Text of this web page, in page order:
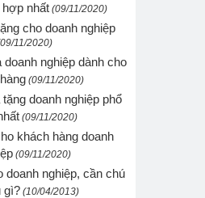
hợp nhất (09/11/2020)
cho doanh nghiệp
11/2020)
doanh nghiệp dành cho
(09/11/2020)
doanh nghiệp phổ
(09/11/2020)
khách hàng doanh
(09/11/2020)
doanh nghiệp, cần chú
gì? (10/04/2013)